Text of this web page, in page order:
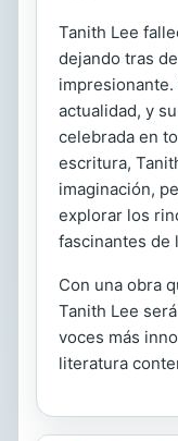
Tanith Lee
dejando tras
actualidad, y
celebrada en
escritura,
imaginación,
explorar los
fascinantes de
Con una obra
Tanith Lee
voces más
literatura